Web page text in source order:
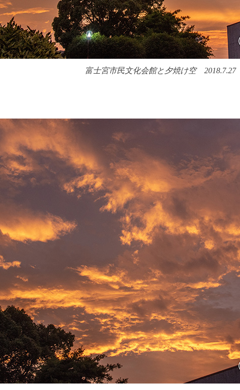
富士宮市民文化会館と夕焼け空 2018.7.27